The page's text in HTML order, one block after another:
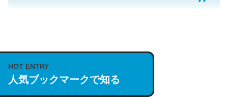
説してる記事が少ないので貴重な良記事。/続編来た
https://isobe324649.hatenablog.com/entry/2023/03/27
/064121
─GPTの仕組みと限界についての考察（１） - conceptualization
HOT ENTRY
人気ブックマークで知る